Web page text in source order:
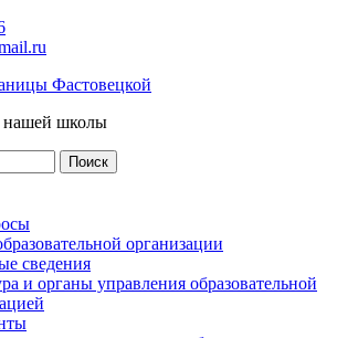
Фастовецкой
нашей школы
организации
сведения
и органы управления образовательной